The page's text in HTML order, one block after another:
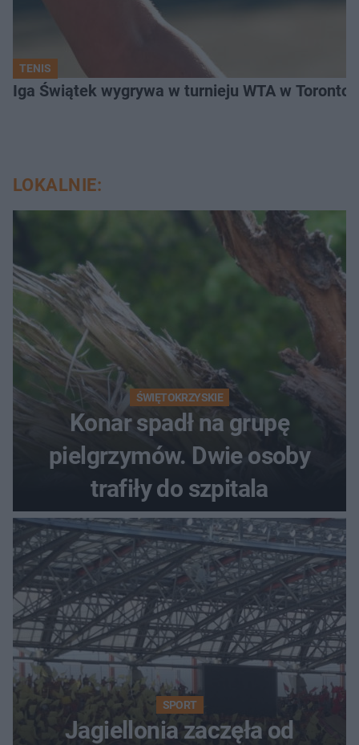
TENIS
Iga Świątek wygrywa w turnieju WTA w
LOKALNIE:
ŚWIĘTOKRZYSKIE
Konar spadł na grupę
pielgrzymów. Dwie osoby
trafiły do szpitala
SPORT
Jagiellonia zaczęła od